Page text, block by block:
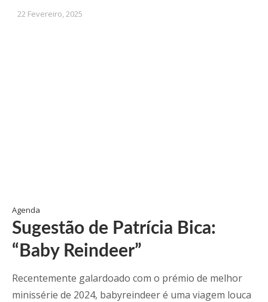
22 Fevereiro, 2025
Agenda
Sugestão de Patrícia Bica:
“Baby Reindeer”
Recentemente galardoado com o prémio de melhor
minissérie de 2024, babyreindeer é uma viagem louca